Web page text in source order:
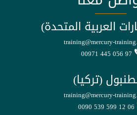
العربية المتحدة)
training@mercury-
00971 445 056 97
(تركيا)
training@mercury-
0090 539 599 12 06